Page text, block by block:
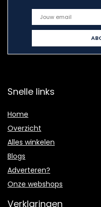
Snelle links
Home
Overzicht
Alles winkelen
Blogs
Adverteren?
Onze webshops
Verklaringen